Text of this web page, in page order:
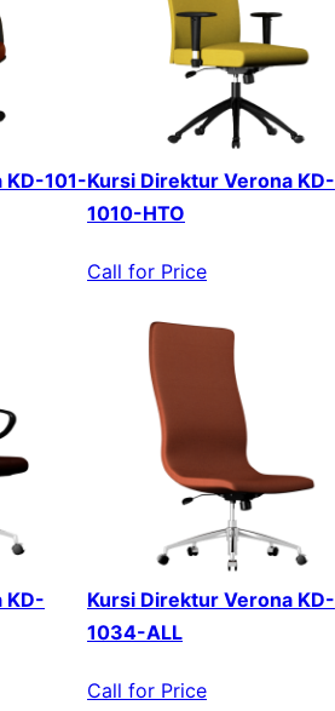
KD-101-Kursi Direktur Verona KD-
1010-HTO
Call for Price
KD-
Kursi Direktur Verona KD-
1034-ALL
Call for Price